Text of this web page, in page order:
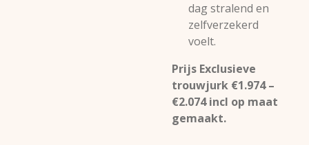
dag stralend en
zelfverzekerd
voelt.
Prijs Exclusieve
trouwjurk €1.974 –
€2.074 incl op maat
gemaakt.